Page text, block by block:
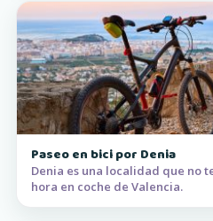
Paseo en bici por Denia
Denia es una localidad que no
hora en coche de Valencia.